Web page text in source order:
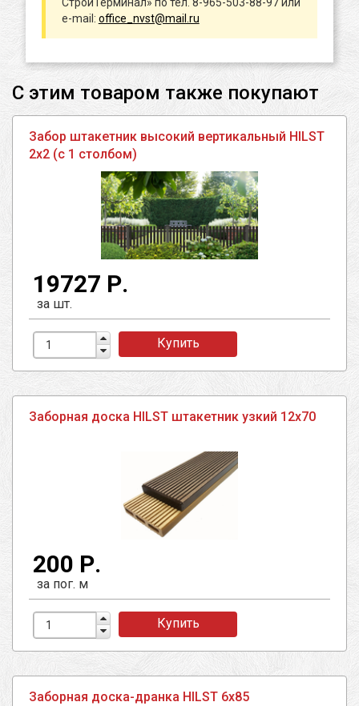
СтройТерминал» по тел. 8-965-503-88-97 или
e-mail: office_nvst@mail.ru
С этим товаром также покупают
Забор штакетник высокий вертикальный HILST
2х2 (с 1 столбом)
19727 Р.
за шт.
Купить
Заборная доска HILST штакетник узкий 12х70
200 Р.
за пог. м
Купить
Заборная доска-дранка HILST 6х85